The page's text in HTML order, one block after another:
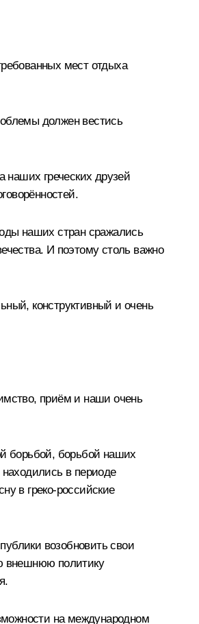
мест отдыха
должен вестись
греческих друзей
наших стран сражались
И поэтому столь важно
конструктивный и очень
приём и наши очень
борьбой, борьбой наших
в периоде
в греко-российские
возобновить свои
внешнюю политику
на международном